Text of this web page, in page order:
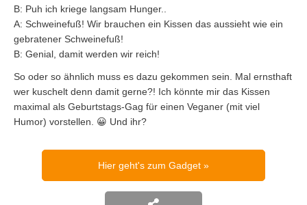
B: Puh ich kriege langsam Hunger..
A: Schweinefuß! Wir brauchen ein Kissen das aussieht wie ein
gebratener Schweinefuß!
B: Genial, damit werden wir reich!
So oder so ähnlich muss es dazu gekommen sein. Mal ernsthaft
wer kuschelt denn damit gerne?! Ich könnte mir das Kissen
maximal als Geburtstags-Gag für einen Veganer (mit viel
Humor) vorstellen. 😀 Und ihr?
Hier geht's zum Gadget